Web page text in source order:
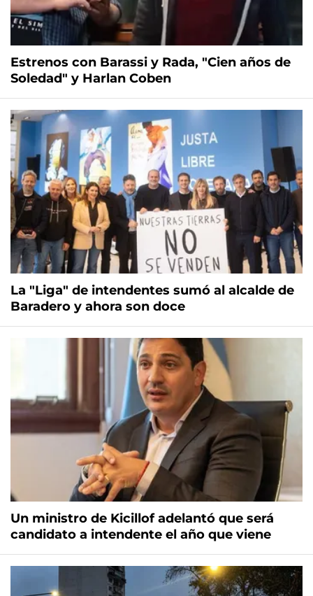
Estrenos con Barassi y Rada, "Cien años de
Soledad" y Harlan Coben
La "Liga" de intendentes sumó al alcalde de
Baradero y ahora son doce
Un ministro de Kicillof adelantó que será
candidato a intendente el año que viene